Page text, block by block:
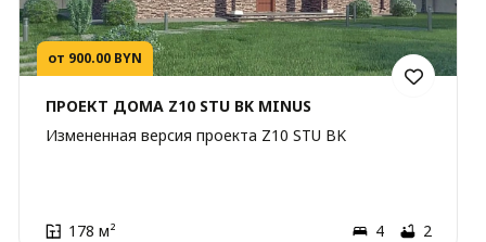
от 900.00 BYN
ПРОЕКТ ДОМА Z10 STU BK MINUS
Измененная версия проекта Z10 STU BK
178 м² 4 2